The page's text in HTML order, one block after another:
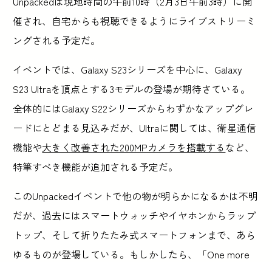
催され、自宅からも視聴できるようにライブストリーミ
ングされる予定だ。
イベントでは、Galaxy S23シリーズを中心に、Galaxy
S23 Ultraを頂点とする3モデルの登場が期待さている。
全体的にはGalaxy S22シリーズからわずかなアップグレ
ードにとどまる見込みだが、Ultraに関しては、衛星通信
機能や大きく改善された200MPカメラを搭載するなど、
特筆すべき機能が追加される予定だ。
このUnpackedイベントで他の物が明らかになるかは不明
だが、過去にはスマートウォッチやイヤホンからラップ
トップ、そして折りたたみ式スマートフォンまで、あら
ゆるものが登場している。もしかしたら、「One more